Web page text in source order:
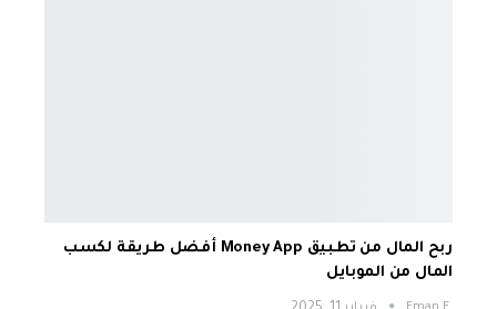
ربح المال من تطبيق Money App أفضل طريقة لكسب
المال من الموبايل